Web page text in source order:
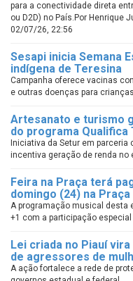
para a conectividade direta
ou D2D) no País.Por Henrique
02/07/26, 22:56
Sesapi inicia Semana
indígena de Teresina
Campanha oferece vacinas
e outras doenças para
Artesanato e turismo
do programa Qualifica
Iniciativa da Setur em
incentiva geração de renda no
Feira na Praça terá
domingo (24) na
A programação musical desta
+1 com a participação especial
Lei criada no Piauí
de agressores de
A ação fortalece a rede de